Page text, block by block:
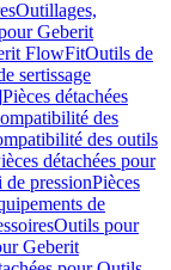
Outillages,
Geberit
FlowFitOutils de
sertissage
Pièces détachées
des
des outils
détachées pour
de pressionPièces
de
Outils pour
Geberit